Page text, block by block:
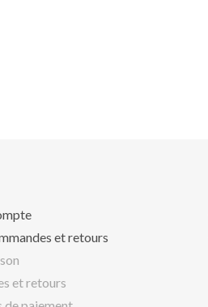
et retours
et retours